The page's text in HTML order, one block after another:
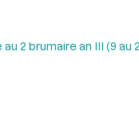
2 brumaire an III (9 au